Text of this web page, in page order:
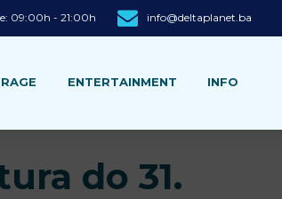
09:00h - 21:00h info@deltaplanet.ba
ENTERTAINMENT INFO
do 31.